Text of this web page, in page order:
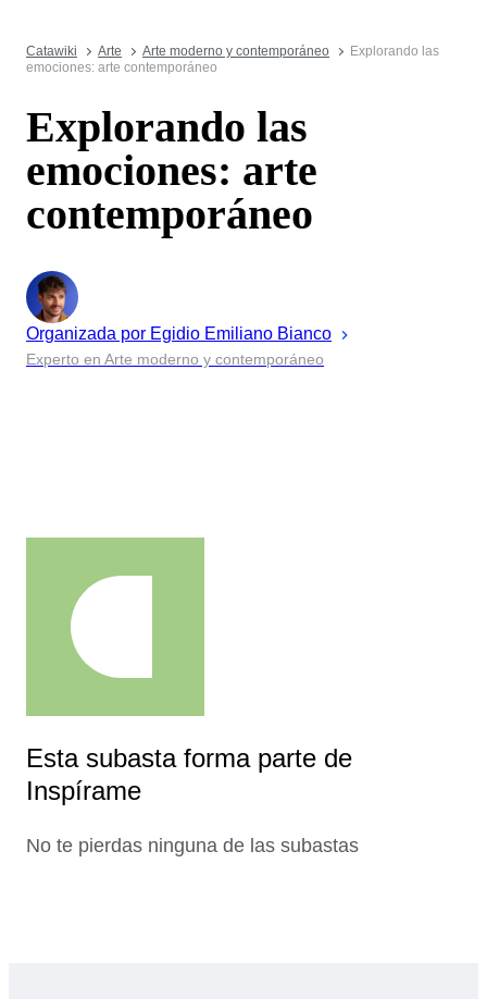
Catawiki Arte Arte moderno y contemporáneo
Explorando las
emociones: arte contemporáneo
Explorando las
emociones: arte
contemporáneo
Organizada por Egidio Emiliano Bianco
Experto en Arte moderno y contemporáneo
Esta subasta forma parte de
Inspírame
No te pierdas ninguna de las subastas